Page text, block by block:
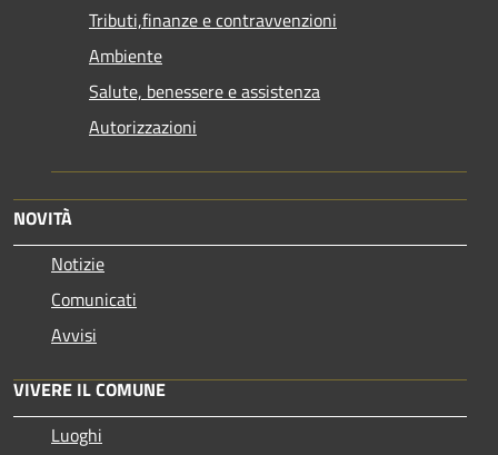
Tributi,finanze e contravvenzioni
Ambiente
Salute, benessere e assistenza
Autorizzazioni
NOVITÀ
Notizie
Comunicati
Avvisi
VIVERE IL COMUNE
Luoghi